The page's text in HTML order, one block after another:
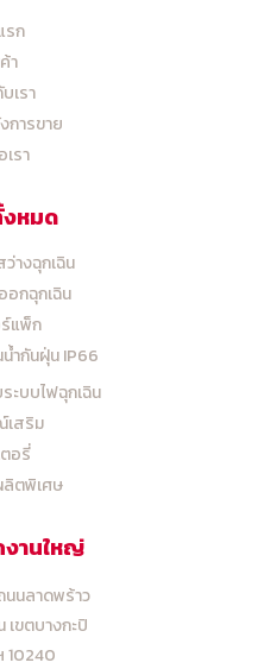
รก
า
เรา
การขาย
รา
หมด
างฉุกเฉิน
อกฉุกเฉิน
ร์แพ็ก
ำกันฝุ่น IP66
ะบบไฟฉุกเฉิน
สริม
อรี่
ตพิเศษ
านใหญ่
นนลาดพร้าว
ขตบางกะปิ
10240